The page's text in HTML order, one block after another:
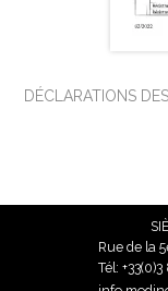
DÉCLARATIONS
Rue de la
Tél: 81 81